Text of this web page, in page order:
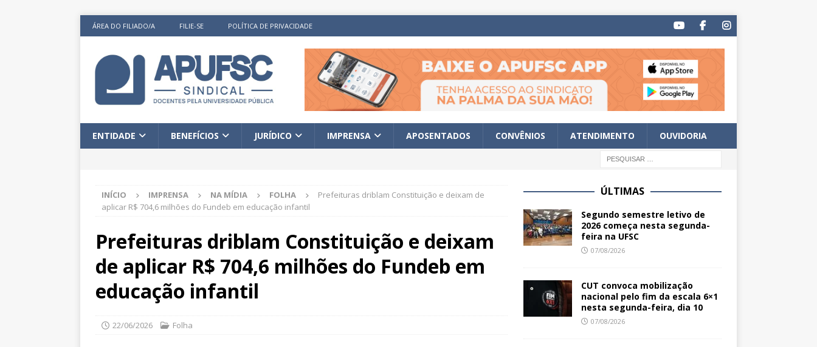
ÁREA DO FILIADO/A FILIE-SE POLÍTICA DE PRIVACIDADE
ENTIDADE BENEFÍCIOS JURÍDICO IMPRENSA APOSENTADOS CONVÊNIOS ATENDIMENTO OUVIDORIA
INÍCIO IMPRENSA NA MÍDIA FOLHA
Prefeituras driblam Constituição e deixam de
aplicar R$ 704,6 milhões do Fundeb em educação infantil
Prefeituras driblam Constituição e deixam
de aplicar R$ 704,6 milhões do Fundeb em
educação infantil
22/06/2026 Folha
ÚLTIMAS
Segundo semestre letivo de
2026 começa nesta segunda-
feira na UFSC
07/08/2026
CUT convoca mobilização
nacional pelo fim da escala 6×1
nesta segunda-feira, dia 10
07/08/2026